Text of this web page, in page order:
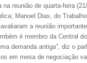
reunião de quarta-feira
Manoel Dias, do
a reunião
é membro da Central
demanda antiga”, diz o
em mesa de negociação